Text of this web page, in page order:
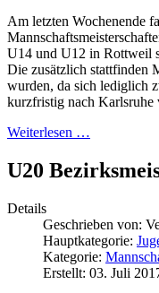
Am letzten Wochenende
U14 und U12 in Rottweil
Die zusätzlich stattfinden
wurden, da sich lediglich
kurzfristig nach Karlsruhe
Weiterlesen …
U20
Details
Geschrieben von:
Hauptkategorie:
Kategorie:
Erstellt: 03. Juli